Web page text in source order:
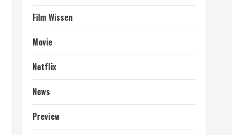
Film Wissen
Movie
Netflix
News
Preview